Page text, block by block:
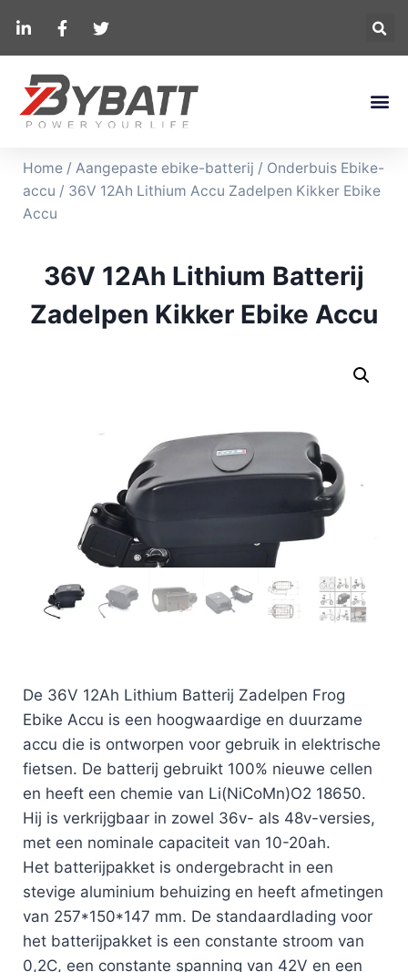
Home / Aangepaste ebike-batterij / Onderbuis Ebike-
accu / 36V 12Ah Lithium Accu Zadelpen Kikker Ebike
Accu
36V 12Ah Lithium Batterij
Zadelpen Kikker Ebike Accu
De 36V 12Ah Lithium Batterij Zadelpen Frog
Ebike Accu is een hoogwaardige en duurzame
accu die is ontworpen voor gebruik in elektrische
fietsen. De batterij gebruikt 100% nieuwe cellen
en heeft een chemie van Li(NiCoMn)O2 18650.
Hij is verkrijgbaar in zowel 36v- als 48v-versies,
met een nominale capaciteit van 10-20ah.
Het batterijpakket is ondergebracht in een
stevige aluminium behuizing en heeft afmetingen
van 257*150*147 mm. De standaardlading voor
het batterijpakket is een constante stroom van
0,2C, een constante spanning van 42V en een